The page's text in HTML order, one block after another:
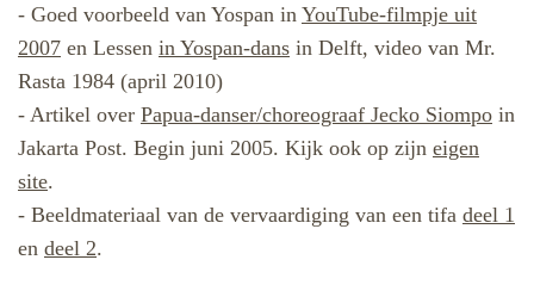
- Goed voorbeeld van Yospan in YouTube-filmpje uit
2007 en Lessen in Yospan-dans in Delft, video van Mr.
Rasta 1984 (april 2010)
- Artikel over Papua-danser/choreograaf Jecko Siompo in
Jakarta Post. Begin juni 2005. Kijk ook op zijn eigen
site.
- Beeldmateriaal van de vervaardiging van een tifa deel 1
en deel 2.